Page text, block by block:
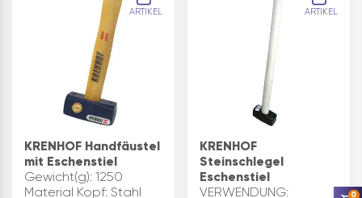
Fertighausbau,
ARTIKEL
KRENHOF Handfäustel
mit Eschenstiel
Gewicht(g): 1250
Material Kopf: Stahl
ARTIKEL
KRENHOF
Steinschlegel
Eschenstiel
VERWENDUNG:
0